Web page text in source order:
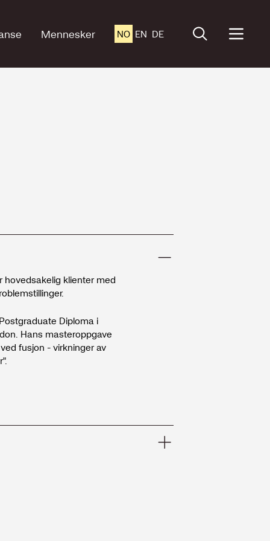
Mennesker NO EN DE
klienter med
Diploma i
Hans masteroppgave
fusjon - virkninger av